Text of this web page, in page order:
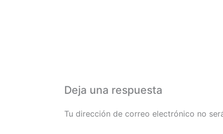
Deja una respuesta
Tu dirección de correo electrónico no